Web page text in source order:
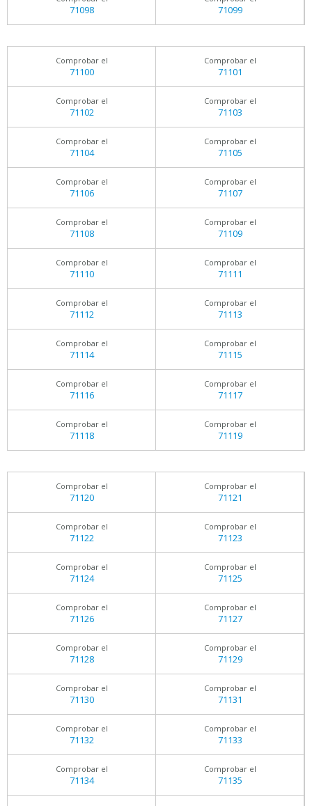
71098 71099
Comprobar el
71100
Comprobar el
71101
Comprobar el
71102
Comprobar el
71103
Comprobar el
71104
Comprobar el
71105
Comprobar el
71106
Comprobar el
71107
Comprobar el
71108
Comprobar el
71109
Comprobar el
71110
Comprobar el
71111
Comprobar el
71112
Comprobar el
71113
Comprobar el
71114
Comprobar el
71115
Comprobar el
71116
Comprobar el
71117
Comprobar el
71118
Comprobar el
71119
Comprobar el
71120
Comprobar el
71121
Comprobar el
71122
Comprobar el
71123
Comprobar el
71124
Comprobar el
71125
Comprobar el
71126
Comprobar el
71127
Comprobar el
71128
Comprobar el
71129
Comprobar el
71130
Comprobar el
71131
Comprobar el
71132
Comprobar el
71133
Comprobar el
71134
Comprobar el
71135